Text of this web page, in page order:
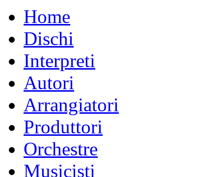
Home
Dischi
Interpreti
Autori
Arrangiatori
Produttori
Orchestre
Musicisti